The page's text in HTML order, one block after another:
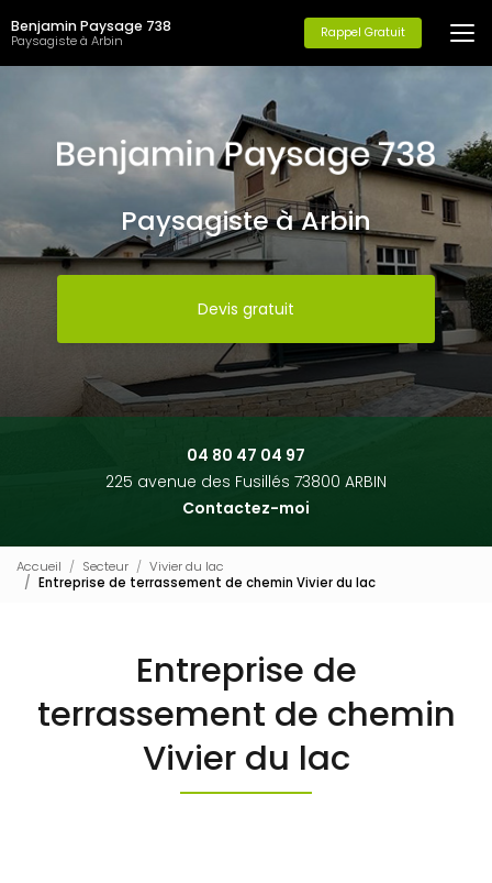
au
contenu
principal
Benjamin Paysage 738
Paysagiste à Arbin Rappel Gratuit
Paysagiste à Arbin
Devis gratuit
04 80 47 04 97
225 avenue des Fusillés 73800 ARBIN
Contactez-moi
Accueil Secteur
Vivier du lac
Entreprise de terrassement de chemin Vivier du lac
Entreprise de
terrassement de chemin
Vivier du lac